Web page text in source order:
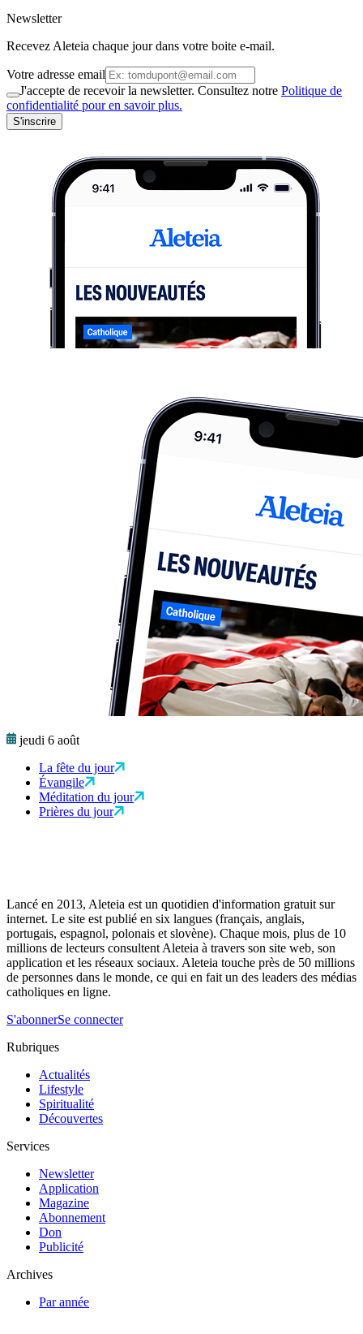
Newsletter
Recevez Aleteia chaque jour dans votre boite e-mail.
Votre adresse email
J'accepte de recevoir la newsletter. Consultez notre Politique de
confidentialité pour en savoir plus.
S'inscrire
jeudi 6 août
La fête du jour
Évangile
Méditation du jour
Prières du jour
Lancé en 2013, Aleteia est un quotidien d'information gratuit sur
internet. Le site est publié en six langues (français, anglais,
portugais, espagnol, polonais et slovène). Chaque mois, plus de 10
millions de lecteurs consultent Aleteia à travers son site web, son
application et les réseaux sociaux. Aleteia touche près de 50 millions
de personnes dans le monde, ce qui en fait un des leaders des médias
catholiques en ligne.
S'abonnerSe connecter
Rubriques
Actualités
Lifestyle
Spiritualité
Découvertes
Services
Newsletter
Application
Magazine
Abonnement
Don
Publicité
Archives
Par année